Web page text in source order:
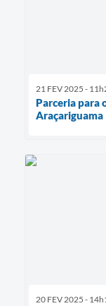
21 FEV 2025 -
Parceria para
Araçariguama
20 FEV 2025 -